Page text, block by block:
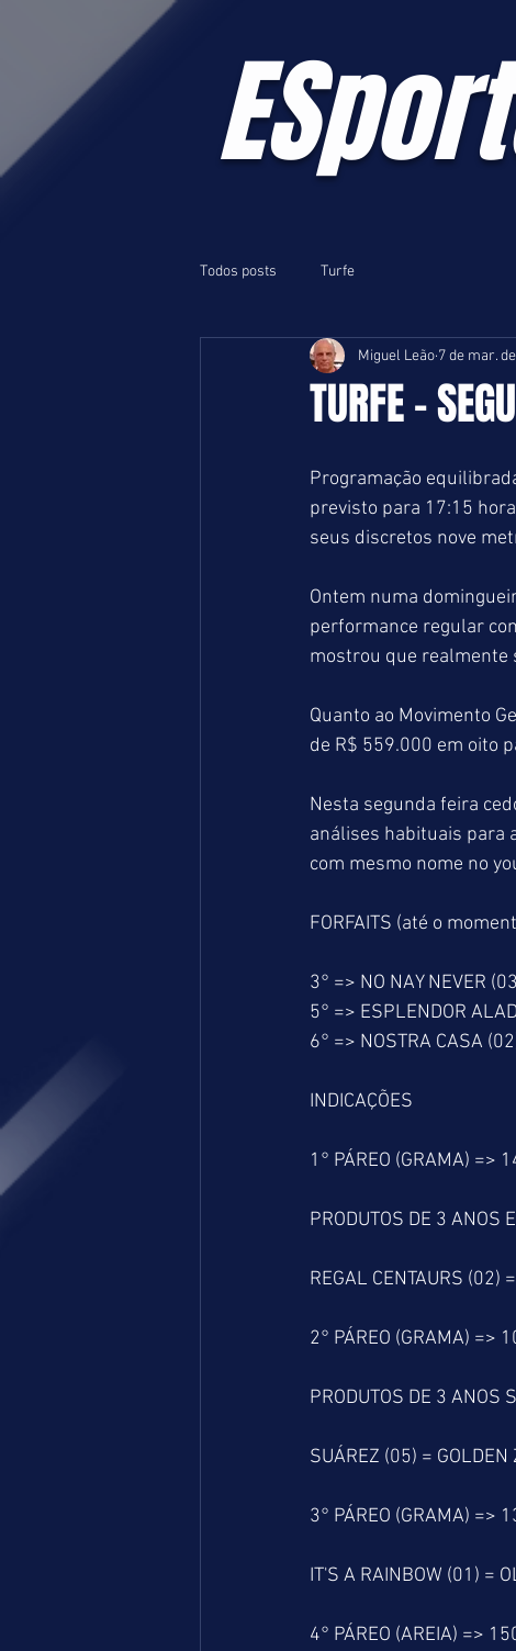
Todos posts Turfe
TURFE -
Miguel Leão 7 de mar.
Programação
previsto para 17:15
seus discretos nove
Ontem numa
performance regular
mostrou que realmente
Quanto ao Movimento
de R$ 559.000 em oito
Nesta segunda feira
análises habituais para
com mesmo nome no
FORFAITS (até o
3° => NO NAY NEVER
5° => ESPLENDOR
6° => NOSTRA CASA
INDICAÇÕES
1° PÁREO (GRAMA) =>
PRODUTOS DE 3 ANOS
REGAL CENTAURS (02)
2° PÁREO (GRAMA) =>
PRODUTOS DE 3 ANOS
SUÁREZ (05) =
3° PÁREO (GRAMA) =>
IT'S A RAINBOW (01) =
4° PÁREO (AREIA) =>